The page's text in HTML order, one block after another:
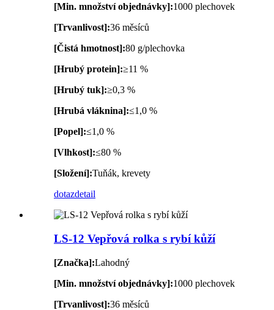
[Min. množství objednávky]:1000 plechovek
[Trvanlivost]:36 měsíců
[Čistá hmotnost]:80 g/plechovka
[Hrubý protein]:≥11 %
[Hrubý tuk]:≥0,3 %
[Hrubá vláknina]:≤1,0 %
[Popel]:≤1,0 %
[Vlhkost]:≤80 %
[Složení]:Tuňák, krevety
dotazdetail
LS-12 Vepřová rolka s rybí kůží
[Značka]:Lahodný
[Min. množství objednávky]:1000 plechovek
[Trvanlivost]:36 měsíců